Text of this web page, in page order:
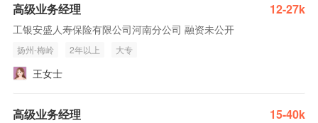
高级业务经理 12-27k
工银安盛人寿保险有限公司河南分公司 融资未公开
扬州-梅岭 2年以上 大专
王女士
高级业务经理 15-40k